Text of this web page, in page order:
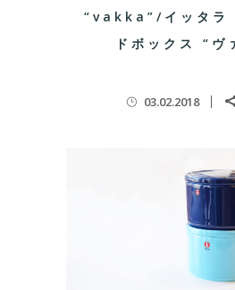
“vakka”/イッタラ
ドボックス “ヴ
03.02.2018